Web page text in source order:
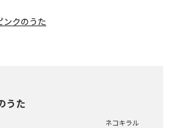
ンクのうた
うた
ネコキラル